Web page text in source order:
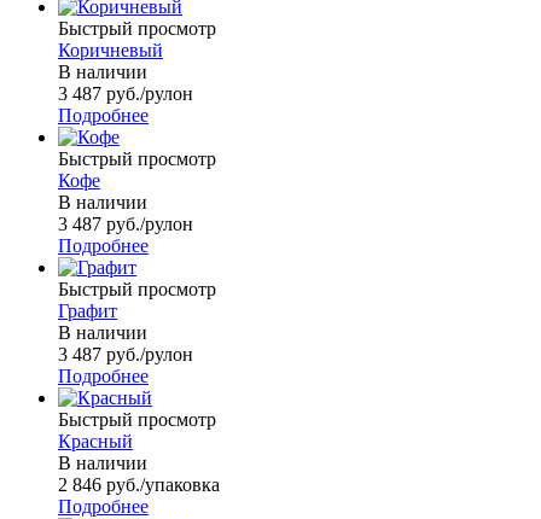
Быстрый просмотр
Коричневый
В наличии
3 487 руб./рулон
Подробнее
Быстрый просмотр
Кофе
В наличии
3 487 руб./рулон
Подробнее
Быстрый просмотр
Графит
В наличии
3 487 руб./рулон
Подробнее
Быстрый просмотр
Красный
В наличии
2 846 руб./упаковка
Подробнее